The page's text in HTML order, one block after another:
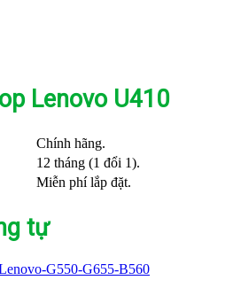
Lenovo U410
Chính hãng.
12 tháng (1 đổi 1).
Miễn phí lắp đặt.
tự